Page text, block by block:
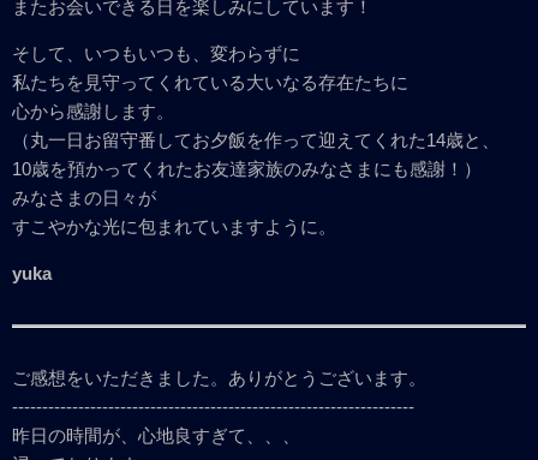
またお会いできる日を楽しみにしています！
そして、いつもいつも、変わらずに
私たちを見守ってくれている大いなる存在たちに
心から感謝します。
（丸一日お留守番してお夕飯を作って迎えてくれた14歳と、
10歳を預かってくれたお友達家族のみなさまにも感謝！）
みなさまの日々が
すこやかな光に包まれていますように。
yuka
ご感想をいただきました。ありがとうございます。
-------------------------------------------------------------------
昨日の時間が、心地良すぎて、、、